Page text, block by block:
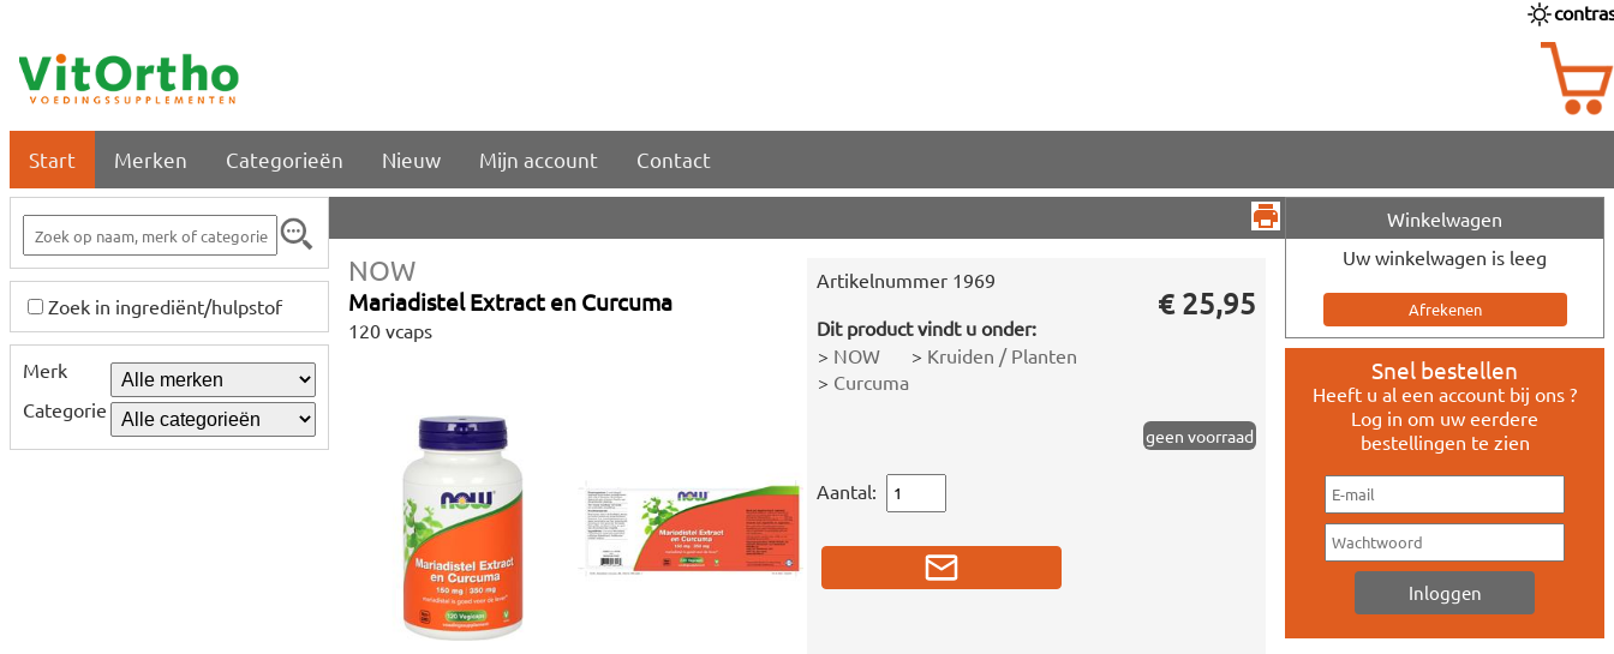
Start Merken Categorieën Nieuw Mijn account Contact
Zoek in ingrediënt/hulpstof
Merk
Categorie
NOW
Mariadistel Extract en Curcuma
120 vcaps
Artikelnummer 1969
Dit product vindt u onder:
> NOW > Kruiden / Planten
> Curcuma
€ 25,95
geen voorraad
Aantal:
Winkelwagen
Uw winkelwagen is leeg
Snel bestellen
Heeft u al een account bij ons ?
Log in om uw eerdere
bestellingen te zien